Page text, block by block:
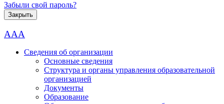
Забыли свой пароль?
Закрыть
AAA
Сведения об организации
Основные сведения
Структура и органы управления образовательной
организацией
Документы
Образование